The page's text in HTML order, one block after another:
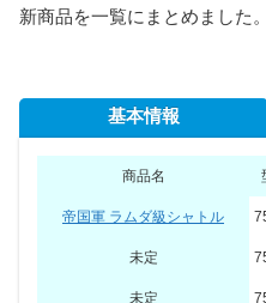
新商品を一覧にまとめました。
基本情報
商品名
帝国軍 ラムダ級シャトル
未定
未定